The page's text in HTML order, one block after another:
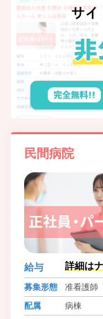
民間病院
給与 詳細は
募集形態
准看護師
配属
病棟